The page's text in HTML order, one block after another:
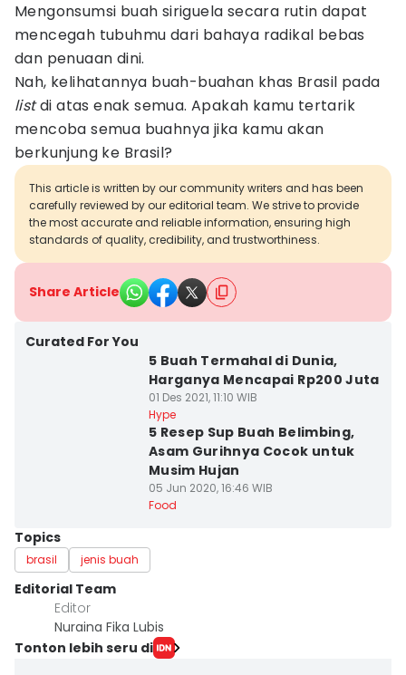
Mengonsumsi buah siriguela secara rutin dapat
mencegah tubuhmu dari bahaya radikal bebas
dan penuaan dini.
Nah, kelihatannya buah-buahan khas Brasil pada
listdi atas enak semua. Apakah kamu tertarik
mencoba semua buahnya jika kamu akan
berkunjung ke Brasil?
This article is written by our community writers and has been
carefully reviewed by our editorial team. We strive to provide
the most accurate and reliable information, ensuring high
standards of quality, credibility, and trustworthiness.
Share Article
Curated For You
5 Buah Termahal di Dunia,
Harganya Mencapai Rp200 Juta
01 Des 2021, 11:10 WIB
Hype
5 Resep Sup Buah Belimbing,
Asam Gurihnya Cocok untuk
Musim Hujan
05 Jun 2020, 16:46 WIB
Food
Topics
brasil jenis buah
Editorial Team
Editor
Nuraina Fika Lubis
Tonton lebih seru di